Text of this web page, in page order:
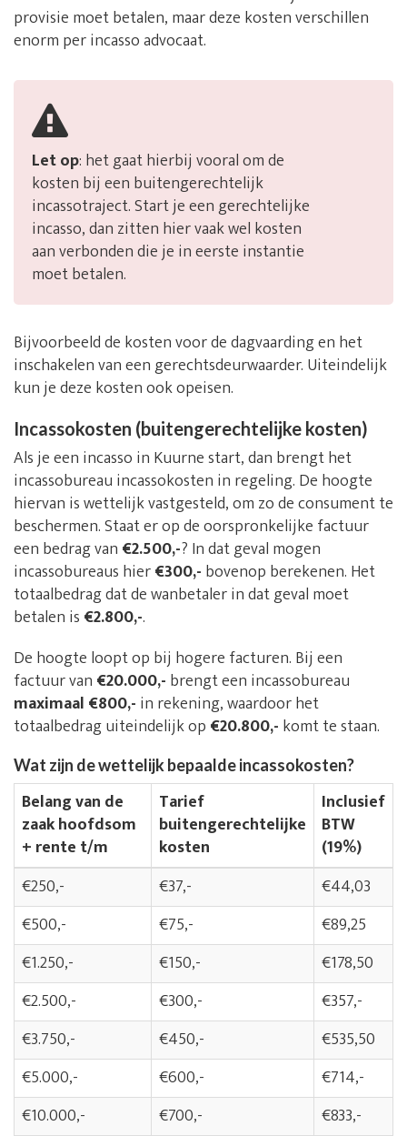
provisie moet betalen, maar deze kosten verschillen
enorm per incasso advocaat.
Let op: het gaat hierbij vooral om de
kosten bij een buitengerechtelijk
incassotraject. Start je een gerechtelijke
incasso, dan zitten hier vaak wel kosten
aan verbonden die je in eerste instantie
moet betalen.
Bijvoorbeeld de kosten voor de dagvaarding en het
inschakelen van een gerechtsdeurwaarder. Uiteindelijk
kun je deze kosten ook opeisen.
Incassokosten (buitengerechtelijke kosten)
Als je een incasso in Kuurne start, dan brengt het
incassobureau incassokosten in regeling. De hoogte
hiervan is wettelijk vastgesteld, om zo de consument te
beschermen. Staat er op de oorspronkelijke factuur
een bedrag van €2.500,-? In dat geval mogen
incassobureaus hier€300,- bovenop berekenen. Het
totaalbedrag dat de wanbetaler in dat geval moet
betalen is €2.800,-.
De hoogte loopt op bij hogere facturen. Bij een
factuur van €20.000,- brengt een incassobureau
maximaal €800,- in rekening, waardoor het
totaalbedrag uiteindelijk op €20.800,- komt te staan.
Wat zijn de wettelijk bepaalde incassokosten?
Belang van de
zaak hoofdsom
+ rente t/m
Tarief
buitengerechtelijke
kosten
Inclusief
BTW
(19%)
€250,-
€37,-
€44,03
€500,-
€75,-
€89,25
€1.250,-
€150,-
€178,50
€2.500,-
€300,-
€357,-
€3.750,-
€450,-
€535,50
€5.000,-
€600,-
€714,-
€10.000,-
€700,-
€833,-